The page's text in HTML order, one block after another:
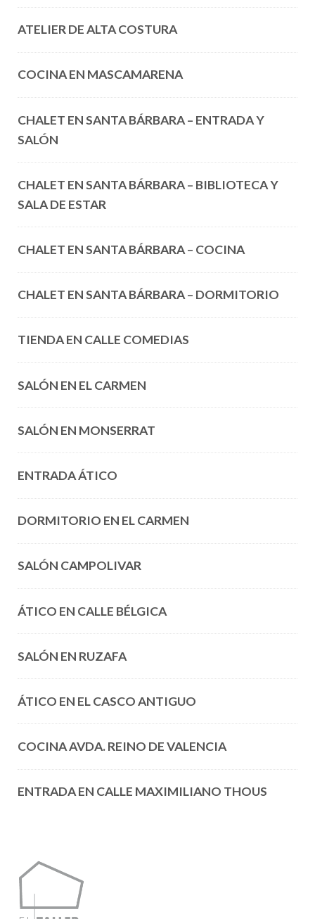
ATELIER DE ALTA COSTURA
COCINA EN MASCAMARENA
CHALET EN SANTA BÁRBARA – ENTRADA Y
SALÓN
CHALET EN SANTA BÁRBARA – BIBLIOTECA Y
SALA DE ESTAR
CHALET EN SANTA BÁRBARA – COCINA
CHALET EN SANTA BÁRBARA – DORMITORIO
TIENDA EN CALLE COMEDIAS
SALÓN EN EL CARMEN
SALÓN EN MONSERRAT
ENTRADA ÁTICO
DORMITORIO EN EL CARMEN
SALÓN CAMPOLIVAR
ÁTICO EN CALLE BÉLGICA
SALÓN EN RUZAFA
ÁTICO EN EL CASCO ANTIGUO
COCINA AVDA. REINO DE VALENCIA
ENTRADA EN CALLE MAXIMILIANO THOUS